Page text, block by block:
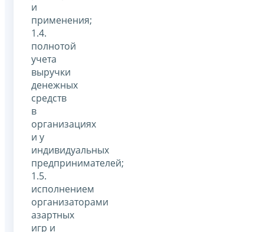
и
применения;
1.4.
полнотой
учета
выручки
денежных
средств
в
организациях
и у
индивидуальных
предпринимателей;
1.5.
исполнением
организаторами
азартных
игр и